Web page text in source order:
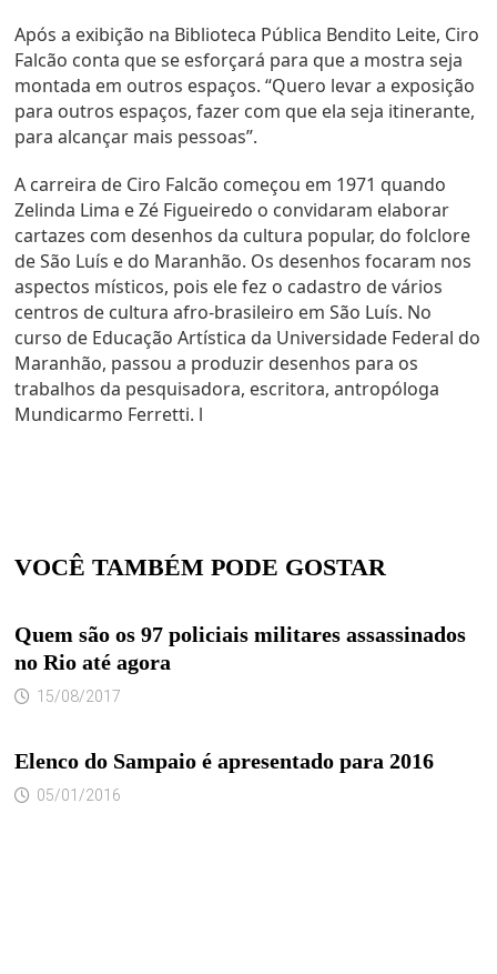
Após a exibição na Biblioteca Pública Bendito Leite, Ciro
Falcão conta que se esforçará para que a mostra seja
montada em outros espaços. “Quero levar a exposição
para outros espaços, fazer com que ela seja itinerante,
para alcançar mais pessoas”.
A carreira de Ciro Falcão começou em 1971 quando
Zelinda Lima e Zé Figueiredo o convidaram elaborar
cartazes com desenhos da cultura popular, do folclore
de São Luís e do Maranhão. Os desenhos focaram nos
aspectos místicos, pois ele fez o cadastro de vários
centros de cultura afro-brasileiro em São Luís. No
curso de Educação Artística da Universidade Federal do
Maranhão, passou a produzir desenhos para os
trabalhos da pesquisadora, escritora, antropóloga
Mundicarmo Ferretti. l
VOCÊ TAMBÉM PODE GOSTAR
Quem são os 97 policiais militares assassinados
no Rio até agora
15/08/2017
Elenco do Sampaio é apresentado para 2016
05/01/2016